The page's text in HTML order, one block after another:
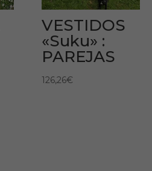
VESTIDOS
«Suku» :
PAREJAS
126,26€